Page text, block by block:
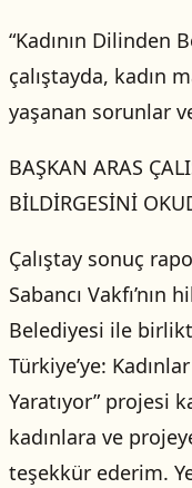
“Kadının Dilinden
çalıştayda, kadın
yaşanan sorunlar
BAŞKAN ARAS
BİLDİRGESİNİ
Çalıştay sonuç
Sabancı
Belediyesi ile
Türkiye’ye:
Yaratıyor” projesi
kadınlara ve
teşekkür ederim.